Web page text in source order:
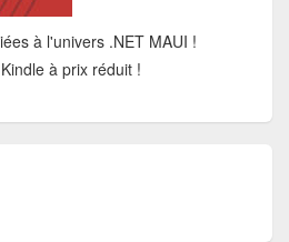
à l'univers .NET MAUI !
à prix réduit !